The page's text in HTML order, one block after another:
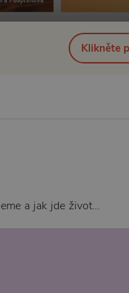
Klikněte
a jak jde život…